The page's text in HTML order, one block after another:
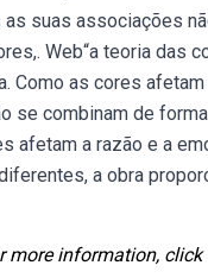
suas associações
Web“a teoria das
Como as cores
se combinam de
afetam a razão e a
a obra
more information, click